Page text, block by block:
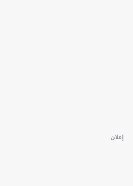
إعلان